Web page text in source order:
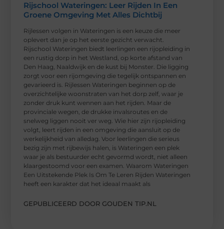
Rijschool Wateringen: Leer Rijden In Een
Groene Omgeving Met Alles Dichtbij
Rijlessen volgen in Wateringen is een keuze die meer
oplevert dan je op het eerste gezicht verwacht.
Rijschool Wateringen biedt leerlingen een rijopleiding in
een rustig dorp in het Westland, op korte afstand van
Den Haag, Naaldwijk en de kust bij Monster. Die ligging
zorgt voor een rijomgeving die tegelijk ontspannen en
gevarieerd is. Rijlessen Wateringen beginnen op de
overzichtelijke woonstraten van het dorp zelf, waar je
zonder druk kunt wennen aan het rijden. Maar de
provinciale wegen, de drukke invalsroutes en de
snelweg liggen nooit ver weg. Wie hier zijn rijopleiding
volgt, leert rijden in een omgeving die aansluit op de
werkelijkheid van alledag. Voor leerlingen die serieus
bezig zijn met rijbewijs halen, is Wateringen een plek
waar je als bestuurder echt gevormd wordt, niet alleen
klaargestoomd voor een examen. Waarom Wateringen
Een Uitstekende Plek Is Om Te Leren Rijden Wateringen
heeft een karakter dat het ideaal maakt als
GEPUBLICEERD DOOR GOUDEN TIP.NL